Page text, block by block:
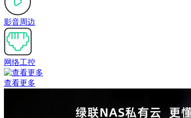
影音周边
网络工控
查看更多